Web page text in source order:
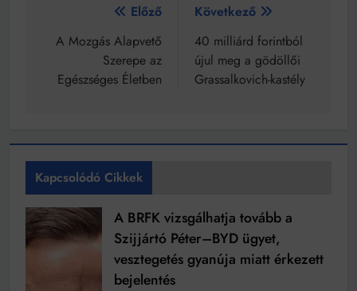
Bejegyzés
navigáció
Előző
A Mozgás Alapvető
Szerepe az
Egészséges Életben
Következő
40 milliárd forintból
újul meg a gödöllői
Grassalkovich-kastély
Kapcsolódó Cikkek
A BRFK vizsgálhatja tovább a
Szijjártó Péter–BYD ügyet,
vesztegetés gyanúja miatt érkezett
bejelentés